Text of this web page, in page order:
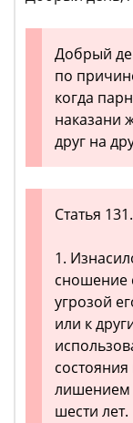
Добрый
по
когда
наказани
друг на
Статья
1.
сношение
угрозой
или к
лишением
шести лет.